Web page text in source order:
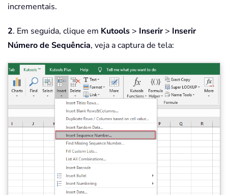
incrementais.
2. Em seguida, clique em Kutools > Inserir> Inserir
Número de Sequência, veja a captura de tela: